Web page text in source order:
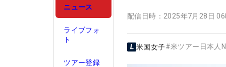
ニュース
ライブフォ
ト
ツアー登録
配信日時： 2025年7月28日
米国女子#米ツアー日本人